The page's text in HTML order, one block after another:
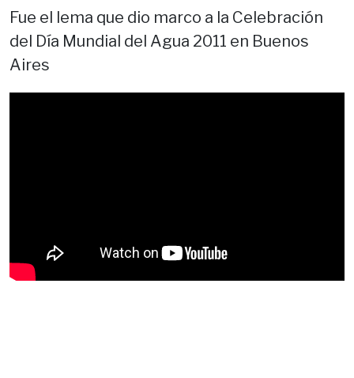
Fue el lema que dio marco a la Celebración
del Día Mundial del Agua 2011 en Buenos
Aires